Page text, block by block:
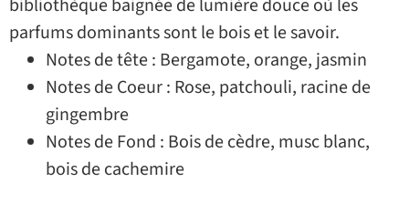
parfums dominants sont le bois et le savoir.
Notes de tête : Bergamote, orange, jasmin
Notes de Coeur : Rose, patchouli, racine de
gingembre
Notes de Fond : Bois de cèdre, musc blanc,
bois de cachemire